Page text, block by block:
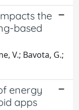
the
based
V.; Bavota, G.;
energy
apps